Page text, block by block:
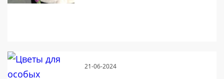
21-06-2024